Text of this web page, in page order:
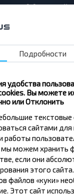
в
Подробности
удобства
Вы можете
или Отклонить
сайтами
работы
мы можем хранить
если они
этого
файлов «куки»
Этот сайт